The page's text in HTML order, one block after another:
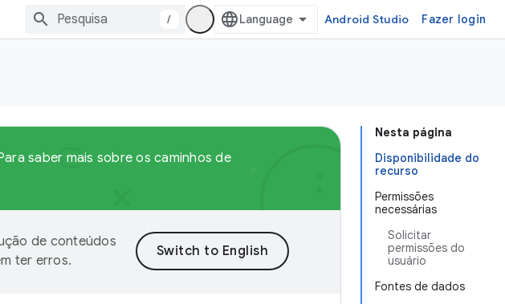
/ Android Studio Fazer login
Nesta página
Disponibilidade do
recurso
Permissões
necessárias
Solicitar
permissões do
usuário
Fontes de dados
saber mais sobre os caminhos de
de conteúdos
ter erros.